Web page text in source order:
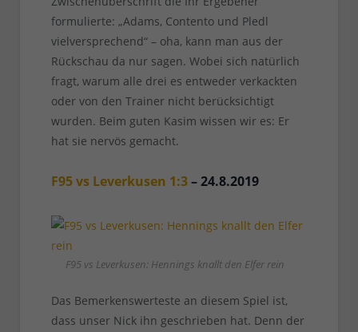
formulierte: „Adams, Contento und Pledl
vielversprechend“ – oha, kann man aus der
Rückschau da nur sagen. Wobei sich natürlich
fragt, warum alle drei es entweder verkackten
oder von den Trainer nicht berücksichtigt
wurden. Beim guten Kasim wissen wir es: Er
hat sie nervös gemacht.
F95 vs Leverkusen 1:3– 24.8.2019
F95 vs Leverkusen: Hennings knallt den Elfer rein
Das Bemerkenswerteste an diesem Spiel ist,
dass unser Nick ihn geschrieben hat. Denn der